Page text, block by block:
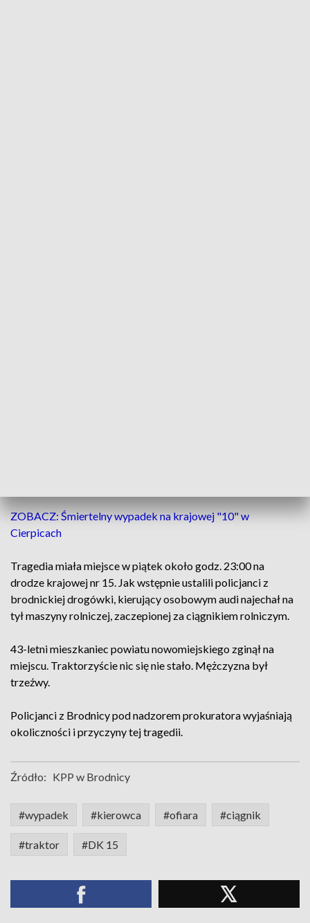
ZOBACZ: Śmiertelny wypadek na krajowej "10" w
Cierpicach
Tragedia miała miejsce w piątek około godz. 23:00 na
drodze krajowej nr 15. Jak wstępnie ustalili policjanci z
brodnickiej drogówki, kierujący osobowym audi najechał na
tył maszyny rolniczej, zaczepionej za ciągnikiem rolniczym.
43-letni mieszkaniec powiatu nowomiejskiego zginął na
miejscu. Traktorzyście nic się nie stało. Mężczyzna był
trzeźwy.
Policjanci z Brodnicy pod nadzorem prokuratora wyjaśniają
okoliczności i przyczyny tej tragedii.
Źródło: KPP w Brodnicy
#wypadek #kierowca #ofiara #ciągnik
#traktor #DK 15